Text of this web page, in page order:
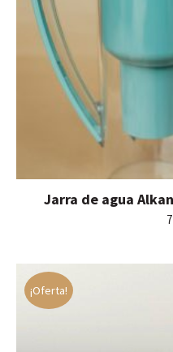
Jarra de agua
¡Oferta!